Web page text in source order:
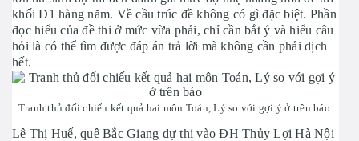
khối D1 hàng năm. Về cầu trúc đề không có gì đặc biệt. Phần
đọc hiểu của đề thi ở mức vừa phải, chỉ cần bắt ý và hiểu câu
hỏi là có thể tìm được đáp án trả lời mà không cần phải dịch
hết.
Tranh thủ đối chiếu kết quả hai môn Toán, Lý so với gợi ý ở trên báo.
Lê Thị Huế, quê Bắc Giang dự thi vào ĐH Thủy Lợi Hà Nội